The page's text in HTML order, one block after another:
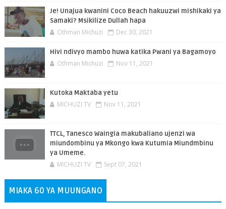
Je! Unajua kwanini Coco Beach hakuuzwi mishikaki ya
Samaki? Msikilize Dullah hapa
Othman Michuzi Dec 30, 2021
Hivi ndivyo mambo huwa katika Pwani ya Bagamoyo
Othman Michuzi Nov 11, 2021
Kutoka Maktaba yetu
MICHUZI TV Nov 11, 2021
TTCL, Tanesco Waingia makubaliano ujenzi wa
miundombinu ya Mkongo kwa Kutumia Miundmbinu
ya Umeme.
MICHUZI TV Sept 07, 2021
MIAKA 60 YA MUUNGANO